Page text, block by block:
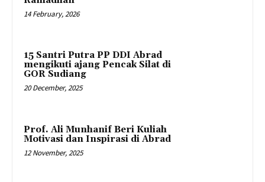
14 February, 2026
15 Santri Putra PP DDI Abrad
mengikuti ajang Pencak Silat di
GOR Sudiang
20 December, 2025
Prof. Ali Munhanif Beri Kuliah
Motivasi dan Inspirasi di Abrad
12 November, 2025